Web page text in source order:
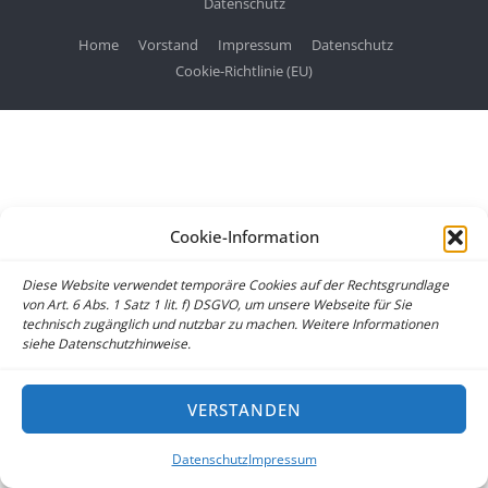
Cookie-Information
Diese Website verwendet temporäre Cookies auf der Rechtsgrundlage
von Art. 6 Abs. 1 Satz 1 lit. f) DSGVO, um unsere Webseite für Sie
technisch zugänglich und nutzbar zu machen. Weitere Informationen
siehe Datenschutzhinweise.
VERSTANDEN
DatenschutzImpressum
Home Vorstand Impressum
Datenschutz
Cookie-Richtlinie (EU)